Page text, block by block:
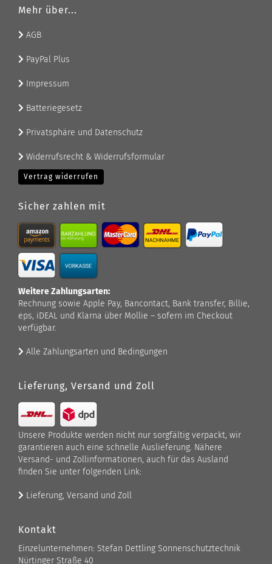
Mehr über...
AGB
PayPal Plus
Impressum
Batteriegesetz
Privatsphäre und Datenschutz
Widerrufsrecht & Widerrufsformular
Vertrag widerrufen
Sicher zahlen mit
Weitere Zahlungsarten:
Rechnung sowie Apple Pay, Bancontact, Bank transfer, Billie,
eps, iDEAL und Klarna über Mollie – sofern im Checkout
verfügbar.
Alle Zahlungsarten und Bedingungen
Lieferung, Versand und Zoll
Unsere Produkte werden nicht nur sorgfältig verpackt, wir
garantieren auch eine schnelle Auslieferung. Nähere
Versand- und Zollinformationen, auch für das Ausland
finden Sie unter folgenden Link:
Lieferung, Versand und Zoll
Kontakt
Einzelunternehmen: Stefan Dettling Sonnenschutztechnik
Nürtinger Straße 40